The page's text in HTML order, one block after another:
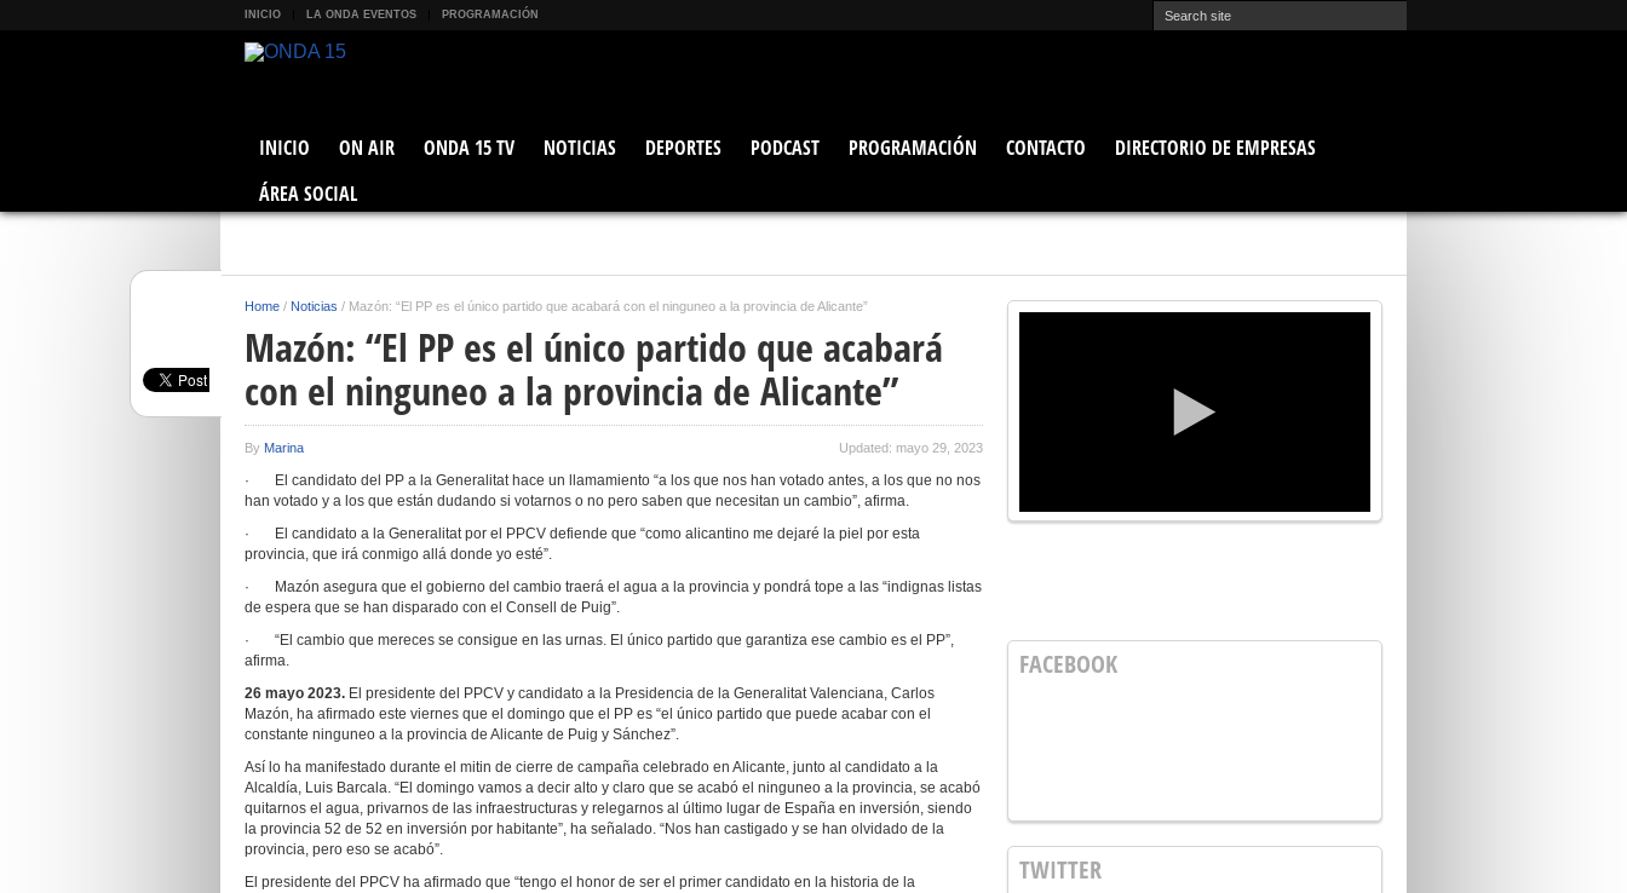
INICIO LA ONDA EVENTOS PROGRAMACIÓN
INICIO ON AIR ONDA 15 TV NOTICIAS DEPORTES PODCAST PROGRAMACIÓN CONTACTO
DIRECTORIO DE EMPRESAS
ÁREA SOCIAL
Home / Noticias / Mazón: “El PP es el único partido que acabará con el ninguneo a la provincia de Alicante”
Mazón: “El PP es el único partido que acabará
con el ninguneo a la provincia de Alicante”
By Marina Updated: mayo 29, 2023
· El candidato del PP a la Generalitat hace un llamamiento “a los que nos han votado antes, a los que no nos
han votado y a los que están dudando si votarnos o no pero saben que necesitan un cambio”, afirma.
· El candidato a la Generalitat por el PPCV defiende que “como alicantino me dejaré la piel por esta
provincia, que irá conmigo allá donde yo esté”.
· Mazón asegura que el gobierno del cambio traerá el agua a la provincia y pondrá tope a las “indignas listas
de espera que se han disparado con el Consell de Puig”.
· “El cambio que mereces se consigue en las urnas. El único partido que garantiza ese cambio es el PP”,
afirma.
26 mayo 2023. El presidente del PPCV y candidato a la Presidencia de la Generalitat Valenciana, Carlos
Mazón, ha afirmado este viernes que el domingo que el PP es “el único partido que puede acabar con el
constante ninguneo a la provincia de Alicante de Puig y Sánchez”.
Así lo ha manifestado durante el mitin de cierre de campaña celebrado en Alicante, junto al candidato a la
Alcaldía, Luis Barcala. “El domingo vamos a decir alto y claro que se acabó el ninguneo a la provincia, se acabó
quitarnos el agua, privarnos de las infraestructuras y relegarnos al último lugar de España en inversión, siendo
la provincia 52 de 52 en inversión por habitante”, ha señalado. “Nos han castigado y se han olvidado de la
provincia, pero eso se acabó”.
El presidente del PPCV ha afirmado que “tengo el honor de ser el primer candidato en la historia de la
FACEBOOK
TWITTER